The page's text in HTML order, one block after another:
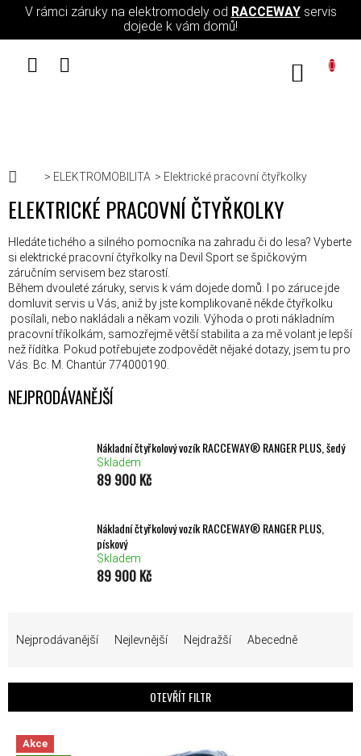
Přejít na obsah
V rámci záruky na elektromodely od RACCEWAYservis
dojede k vám domů!
Domů
ELEKTROMOBILITA Elektrické pracovní čtyřkolky
ELEKTRICKÉ PRACOVNÍ ČTYŘKOLKY
Hledáte tichého a silného pomocníka na zahradu či do lesa? Vyberte
si elektrické pracovní čtyřkolky na Devil Sport se špičkovým
záručním servisem bez starostí.
Během dvouleté záruky, servis k vám dojede domů. I po záruce jde
domluvit servis u Vás, aniž by jste komplikovaně někde čtyřkolku
posílali, nebo nakládali a někam vozili. Výhoda o proti nákladním
pracovní tříkolkám, samozřejmě větší stabilita a za mě volant je lepší
než řídítka. Pokud potřebujete zodpovědět nějaké dotazy, jsem tu pro
Vás. Bc. M. Chantúr 774000190.
NEJPRODÁVANĚJŠÍ
Nákladní čtyřkolový vozík RACCEWAY® RANGER PLUS, šedý
Skladem
89 900 Kč
Nákladní čtyřkolový vozík RACCEWAY® RANGER PLUS,
pískový
Skladem
89 900 Kč
Nejprodávanější Nejlevnější Nejdražší Abecedně
OTEVŘÍT FILTR
VÝPIS PRODUKTŮ
Akce